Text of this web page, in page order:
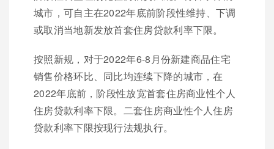
城市，可自主在2022年底前阶段性维持、下调
或取消当地新发放首套住房贷款利率下限。
按照新规，对于2022年6-8月份新建商品住宅
销售价格环比、同比均连续下降的城市，在
2022年底前，阶段性放宽首套住房商业性个人
住房贷款利率下限。二套住房商业性个人住房
贷款利率下限按现行法规执行。